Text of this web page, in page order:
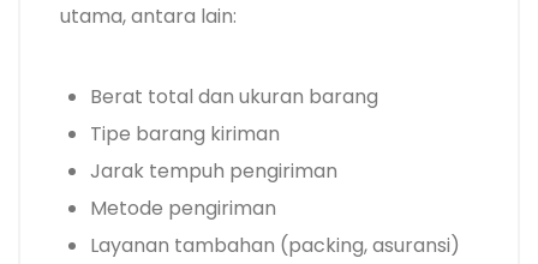
utama, antara lain:
Berat total dan ukuran barang
Tipe barang kiriman
Jarak tempuh pengiriman
Metode pengiriman
Layanan tambahan (packing, asuransi)